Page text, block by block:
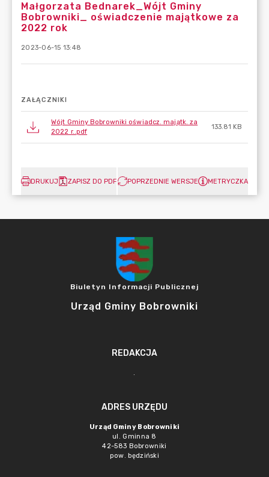
Małgorzata Bednarek_Wójt Gminy
Bobrowniki_ oświadczenie majątkowe za
2022 rok
2023-06-15 13:48
ZAŁĄCZNIKI
Wójt Gminy Bobrowniki oświadcz. majątk. za
2022 r..pdf
133.81 KB
DRUKUJ ZAPISZ DO PDF POPRZEDNIE WERSJE METRYCZKA
Biuletyn Informacji Publicznej
Urząd Gminy Bobrowniki
REDAKCJA
.
ADRES URZĘDU
Urząd Gminy Bobrowniki
ul. Gminna 8
42-583 Bobrowniki
pow. będziński